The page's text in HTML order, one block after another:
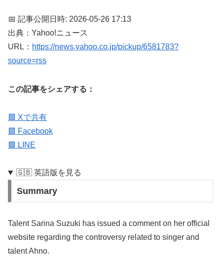
📅 記事公開日時: 2026-05-26 17:13
出典：Yahoo!ニュース
URL： https://news.yahoo.co.jp/pickup/6581783?
source=rss
この記事をシェアする：
🟦 Xで共有
🟦 Facebook
🟩 LINE
🇬🇧 英語版を見る
Summary
Talent Sarina Suzuki has issued a comment on her official
website regarding the controversy related to singer and
talent Ahno.